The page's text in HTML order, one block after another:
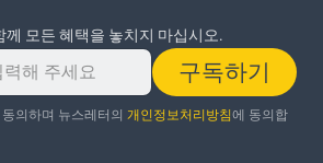
께 모든 혜택을 놓치지 마십시오.
구독하기
의하며 뉴스레터의 개인정보처리방침에 동의합